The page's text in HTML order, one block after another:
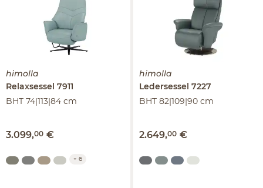
himolla
Relaxsessel 7911
BHT 74|113|84 cm
3.099,00 €
+ 6
himolla
Ledersessel 7227
BHT 82|109|90 cm
2.649,00 €